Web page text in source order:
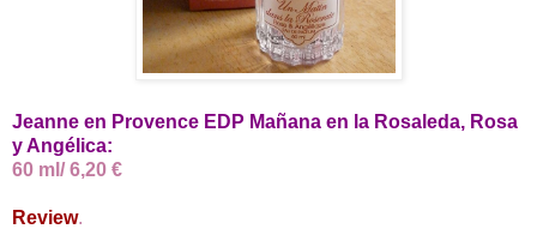
Jeanne en Provence EDP Mañana en la Rosaleda, Rosa
y Angélica:
60 ml/ 6,20 €
Review.